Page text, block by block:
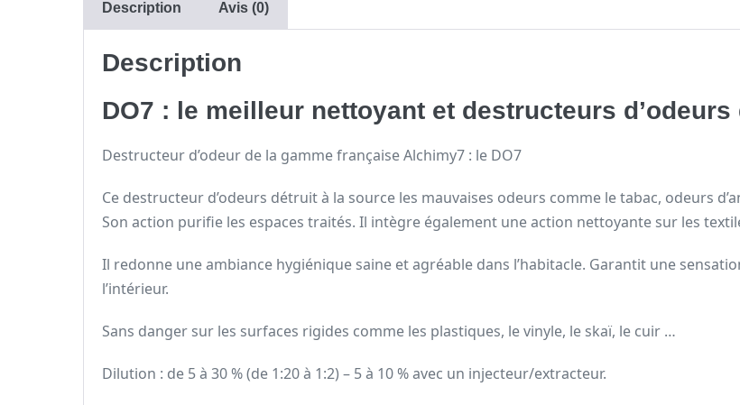
Description Avis (0)
Description
DO7 : le meilleur nettoyant et destructeurs
Destructeur d’odeur de la gamme française Alchimy7 : le DO7
Ce destructeur d’odeurs détruit à la source les mauvaises odeurs comme le tabac, odeurs
Son action purifie les espaces traités. Il intègre également une action nettoyante sur les
Il redonne une ambiance hygiénique saine et agréable dans l’habitacle. Garantit une
l’intérieur.
Sans danger sur les surfaces rigides comme les plastiques, le vinyle, le skaï, le cuir …
Dilution : de 5 à 30 % (de 1:20 à 1:2) – 5 à 10 % avec un injecteur/extracteur.